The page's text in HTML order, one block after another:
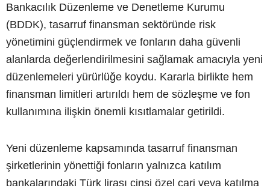
Bankacılık Düzenleme ve Denetleme Kurumu
(BDDK), tasarruf finansman sektöründe risk
yönetimini güçlendirmek ve fonların daha güvenli
alanlarda değerlendirilmesini sağlamak amacıyla yeni
düzenlemeleri yürürlüğe koydu. Kararla birlikte hem
finansman limitleri artırıldı hem de sözleşme ve fon
kullanımına ilişkin önemli kısıtlamalar getirildi.
Yeni düzenleme kapsamında tasarruf finansman
şirketlerinin yönettiği fonların yalnızca katılım
bankalarındaki Türk lirası cinsi özel cari veya katılma